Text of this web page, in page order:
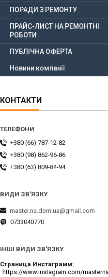
ПОРАДИ З РЕМОНТУ
ПРАЙС-ЛИСТ НА РЕМОНТНІ
РОБОТИ
ПУБЛІЧНА ОФЕРТА
Новини компанії
КОНТАКТИ
+380 (66) 787-12-82
+380 (98) 862-96-86
+380 (63) 809-84-94
master.na.dom.ua@gmail.com
0733040770
ІНШІ ВИДИ ЗВ'ЯЗКУ
Страница Инстаграмм
https://www.instagram.com/